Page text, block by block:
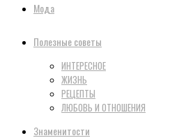
Мода
Полезные советы
ИНТЕРЕСНОЕ
ЖИЗНЬ
РЕЦЕПТЫ
ЛЮБОВЬ И ОТНОШЕНИЯ
Знаменитости